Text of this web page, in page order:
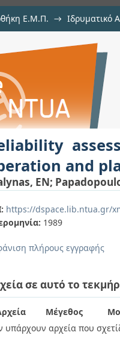
Ε.Μ.Π. → Ιδρυματικό
and
EN;
https://dspace.lib.ntua.gr/
1989
πλήρους εγγραφής
σε αυτό το
Μέγεθος
υπάρχουν αρχεία που